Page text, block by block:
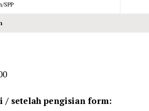
SPP
/ setelah pengisian form: